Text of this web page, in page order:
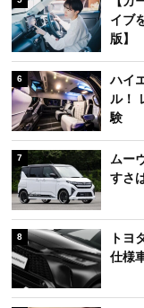
イブ
版】
6
ハイ
ル！
験
7
ムー
すさ
8
トヨ
仕様